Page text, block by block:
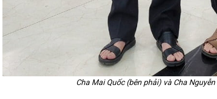
Cha Mai Quốc (bên phải) và Cha